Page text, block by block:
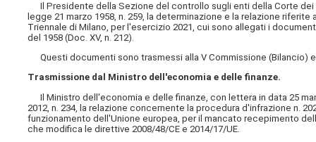
Il Presidente della Sezione del controllo sugli enti della Corte dei
legge 21 marzo 1958, n. 259, la determinazione e la relazione
Triennale di Milano, per l'esercizio 2021, cui sono allegati i
del 1958 (Doc. XV, n. 212).
Questi documenti sono trasmessi alla V Commissione (Bilancio) e
Trasmissione dal Ministro dell'economia e delle finanze.
Il Ministro dell'economia e delle finanze, con lettera in data 25
2012, n. 234, la relazione concernente la procedura d'infrazione n.
funzionamento dell'Unione europea, per il mancato recepimento
che modifica le direttive 2008/48/CE e 2014/17/UE.